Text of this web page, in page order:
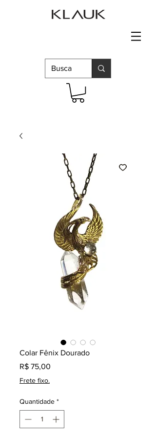
Colar Fênix Dourado
R$ 75,00
Frete fixo.
Quantidade *